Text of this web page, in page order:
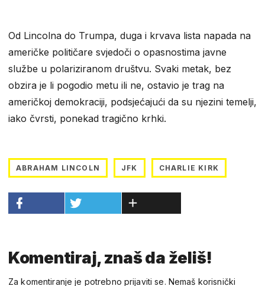
Od Lincolna do Trumpa, duga i krvava lista napada na
američke političare svjedoči o opasnostima javne
službe u polariziranom društvu. Svaki metak, bez
obzira je li pogodio metu ili ne, ostavio je trag na
američkoj demokraciji, podsjećajući da su njezini temelji,
iako čvrsti, ponekad tragično krhki.
ABRAHAM LINCOLN JFK CHARLIE KIRK
Komentiraj, znaš da želiš!
Za komentiranje je potrebno prijaviti se. Nemaš korisnički